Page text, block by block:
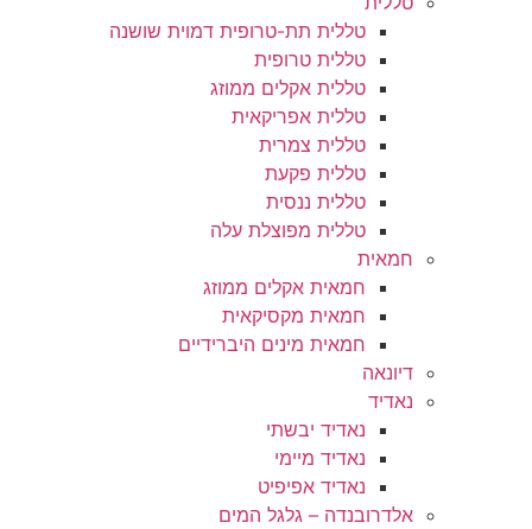
טללית תת-טרופית דמוית שושנה
טללית טרופית
טללית אקלים ממוזג
טללית אפריקאית
טללית צמרית
טללית פקעת
טללית ננסית
טללית מפוצלת עלה
חמאית
חמאית אקלים ממוזג
חמאית מקסיקאית
חמאית מינים היברידיים
דיונאה
נאדיד
נאדיד יבשתי
נאדיד מיימי
נאדיד אפיפיט
אלדרובנדה – גלגל המים